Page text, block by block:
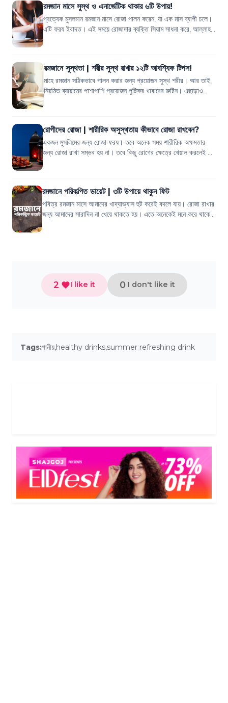
রমজান মাসে সুস্থ ও এনার্জেটিক থাকার ৬টি উপায়!
প্রত্যেক মুসলমান রমজান মাসে রোজা পালন করেন, যা এক মাস ব্যাপী চলে।
এটি ফরয ইবাদত। এই সময়ে রোজাদার ব্যক্তি সিয়াম সাধনা করে, আল্লাহর
রমজানে সুস্থতা | শরীর সুস্থ রাখার ১২টি আবশ্যিক টিপস!
মাহে রমজান সঠিকভাবে পালন করার জন্য প্রয়োজন সুস্থ শরীর। আর তাই,
নিয়মিত ব্যায়ামের পাশাপাশি প্রয়োজন পুষ্টিকর খাবারের রুটিন। এছাড়াও
রমজানে সুস্থতা বজায় রা...
রোগীদের রোজা | শারীরিক অসুস্থতায় কীভাবে রোজা রাখবেন?
একজন মুসলিমের জন্য রোজা ফরয। তবে অনেক সময় শারীরিক অক্ষমতার
জন্য রোজা রাখা সম্ভব হয় না। তবে কিছু রোগের ক্ষেত্রে খেয়াল করলেই কি
রমজানে পরিকল্পিত ডায়েট | ৩টি উপায়ে থাকুন ফিট
পবিত্র রমজান মাসে আমাদের খাদ্যাভ্যাস হুট করেই বদলে যায়। রোজা রাখার
জন্য আমাদের সারাদিন না খেয়ে থাকতে হয়। এতে অনেকেই মনে করে থাকেন
এতেই ওজন কমে যাবে। ক...
2 I like it 0 I don't like it
Tags:পানীয়,healthy drinks,summer refreshing drink